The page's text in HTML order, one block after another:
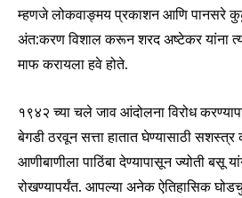
म्हणजे लोकवाङ्मय प्रकाशन आणि पानसरे
अंत:करण विशाल करून शरद अष्टेकर यांना
माफ करायला हवे होते.
१९४२ च्या चले जाव आंदोलना विरोध
बेगडी ठरवून सत्ता हातात घेण्यासाठी सशस्त्र
आणीबाणीला पाठिंबा देण्यापासून ज्योती बसू
रोखण्यापर्यंत. आपल्या अनेक ऐतिहासिक